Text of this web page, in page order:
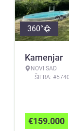
360°
Kamenjar
NOVI SAD
ŠIFRA:
€159.000